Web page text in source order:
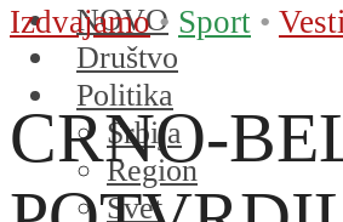
NOVO
Društvo
Politika
Srbija
Region
Svet
Izdvajamo • Sport • Vesti
CRNO-